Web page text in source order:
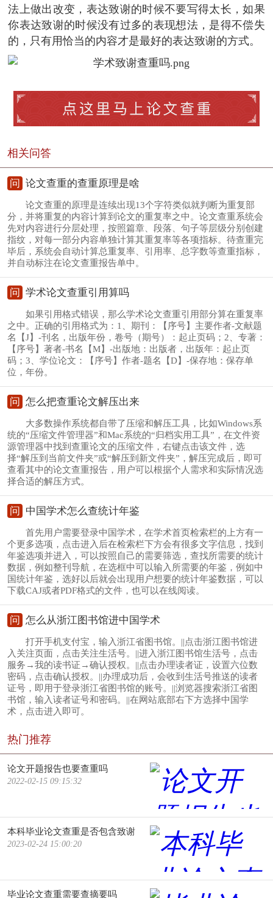
法上做出改变，表达致谢的时候不要写得太长，如果
你表达致谢的时候没有过多的表现想法，是得不偿失
的，只有用恰当的内容才是最好的表达致谢的方式。
相关问答
问 论文查重的查重原理是啥
论文查重的原理是连续出现13个字符类似就判断为重复部
分，并将重复的内容计算到论文的重复率之中。论文查重系统会
先对内容进行分层处理，按照篇章、段落、句子等层级分别创建
指纹，对每一部分内容单独计算其重复率等各项指标。待查重完
毕后，系统会自动计算总重复率、引用率、总字数等查重指标，
并自动标注在论文查重报告单中。
问 学术论文查重引用算吗
如果引用格式错误，那么学术论文查重引用部分算在重复率
之中。正确的引用格式为：1、期刊：【序号】主要作者-文献题
名【J】-刊名，出版年份，卷号（期号）：起止页码；2、专著：
【序号】著者-书名【M】-出版地：出版者，出版年：起止页
码；3、学位论文：【序号】作者-题名【D】-保存地：保存单
位，年份。
问 怎么把查重论文解压出来
大多数操作系统都自带了压缩和解压工具，比如Windows系
统的“压缩文件管理器”和Mac系统的“归档实用工具”，在文件资
源管理器中找到查重论文的压缩文件，右键点击该文件，选
择“解压到当前文件夹”或“解压到新文件夹”，解压完成后，即可
查看其中的论文查重报告，用户可以根据个人需求和实际情况选
择合适的解压方式。
问 中国学术怎么查统计年鉴
首先用户需要登录中国学术，在学术首页检索栏的上方有一
个更多选项，点击进入后在检索栏下方会有很多文字信息，找到
年鉴选项并进入，可以按照自己的需要筛选，查找所需要的统计
数据，例如整刊导航，在选框中可以输入所需要的年鉴，例如中
国统计年鉴，选好以后就会出现用户想要的统计年鉴数据，可以
下载CAJ或者PDF格式的文件，也可以在线阅读。
问 怎么从浙江图书馆进中国学术
打开手机支付宝，输入浙江省图书馆。||点击浙江图书馆进
入关注页面，点击关注生活号。||进入浙江图书馆生活号，点击
服务→我的读书证→确认授权。||点击办理读者证，设置六位数
密码，点击确认授权。||办理成功后，会收到生活号推送的读者
证号，即用于登录浙江省图书馆的账号。||浏览器搜索浙江省图
书馆，输入读者证号和密码。||在网站底部右下方选择中国学
术，点击进入即可。
热门推荐
论文开题报告也要查重吗
2022-02-15 09:15:32
本科毕业论文查重是否包含致谢
2023-02-24 15:00:20
毕业论文查重需要查摘要吗